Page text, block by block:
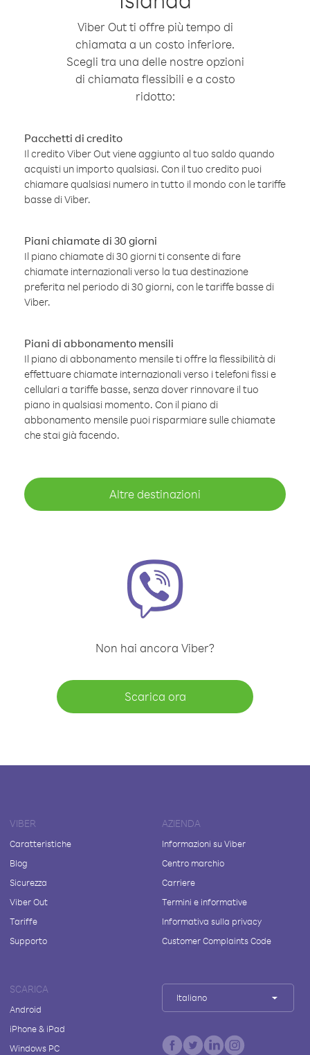
Viber Out ti offre più tempo di
chiamata a un costo inferiore.
Scegli tra una delle nostre opzioni
di chiamata flessibili e a costo
ridotto:
Pacchetti di credito
Il credito Viber Out viene aggiunto al tuo saldo quando
acquisti un importo qualsiasi. Con il tuo credito puoi
chiamare qualsiasi numero in tutto il mondo con le tariffe
basse di Viber.
Piani chiamate di 30 giorni
Il piano chiamate di 30 giorni ti consente di fare
chiamate internazionali verso la tua destinazione
preferita nel periodo di 30 giorni, con le tariffe basse di
Viber.
Piani di abbonamento mensili
Il piano di abbonamento mensile ti offre la flessibilità di
effettuare chiamate internazionali verso i telefoni fissi e
cellulari a tariffe basse, senza dover rinnovare il tuo
piano in qualsiasi momento. Con il piano di
abbonamento mensile puoi risparmiare sulle chiamate
che stai già facendo.
Altre destinazioni
Non hai ancora Viber?
Scarica ora
VIBER
Caratteristiche
Blog
Sicurezza
Viber Out
Tariffe
Supporto
AZIENDA
Informazioni su Viber
Centro marchio
Carriere
Termini e informative
Informativa sulla privacy
Customer Complaints Code
SCARICA
Android
iPhone & iPad
Windows PC
Italiano